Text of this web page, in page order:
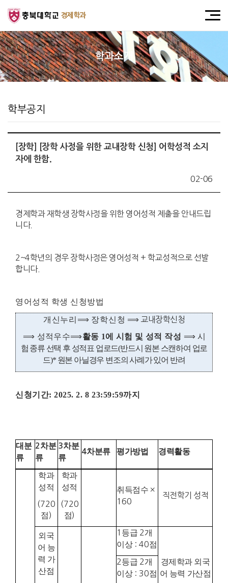
경제학과
학과소개
학부공지
[장학] [장학 사정을 위한 교내장학 신청] 어학성적 소지
자에 한함.
02-06
경제학과 재학생 장학사정을 위한 영어성적 제출을 안내드립
니다.
2~4학년의 경우 장학사정은 영어성적 + 학교성적으로 선발
합니다.
영어성적 학생 신청방법
개신누리 ⟹ 장학신청 ⟹ 교내장학신청
⟹ 성적우수⟹​활동 1에 시험 및 성적 작성 ⟹시
험 종류 선택 후 성적표 업로드(반드시 원본 스캔하여 업로
드)* 원본 아닐경우 변조의 사례가 있어 반려
신청기간: 2025. 2. 8 23:59:59까지
대분
류
2 차분
류
3차분
류
4차분류 평가방법 경력활동
학과
성적
(720
점)
학과
성적
(720
점)
취득점수 ×
160
직전학기 성적
외국
어 능
력 가
산점
1 등급 2개
이상 : 40점
경제학과 외국
어 능력 가산점
2등급 2개
이상 : 30점